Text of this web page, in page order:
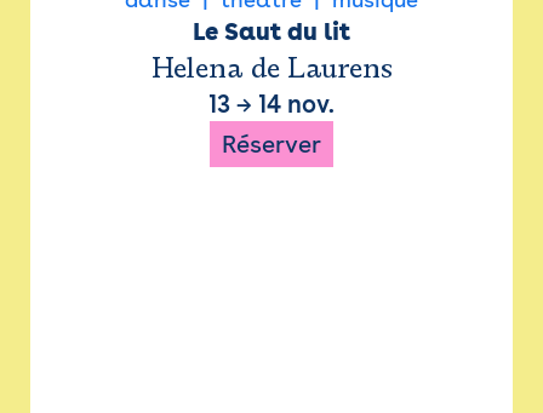
Le Saut du lit
Helena de Laurens
13 → 14 nov.
Réserver